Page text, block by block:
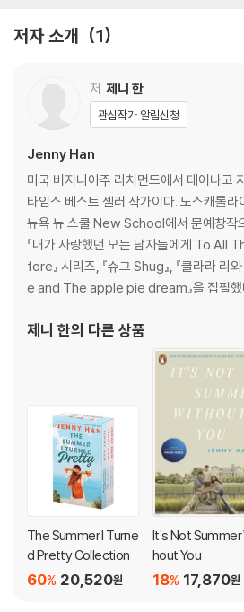
When your heart and your head are
저자 소개 1
저 제니 한
관심작가 알림신청
Jenny Han
미국 버지니아주 리치먼드에서 태어나고
타임스 베스트 셀러 작가이다. 노스캐롤라
뉴욕 뉴 스쿨 New School에서 문예창작
『내가 사랑했던 모든 남자들에게 To
fore』 시리즈, 『슈그 Shug』, 『클라라
e and The apple pie dream』을 집필했
제니 한의 다른 상품
The Summer I Turne
d Pretty Collection
20,520원
60%
It's Not Summer
hout You
17,870원
18%